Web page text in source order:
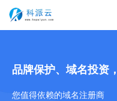
品牌保护、域名投资
您值得依赖的域名注册商